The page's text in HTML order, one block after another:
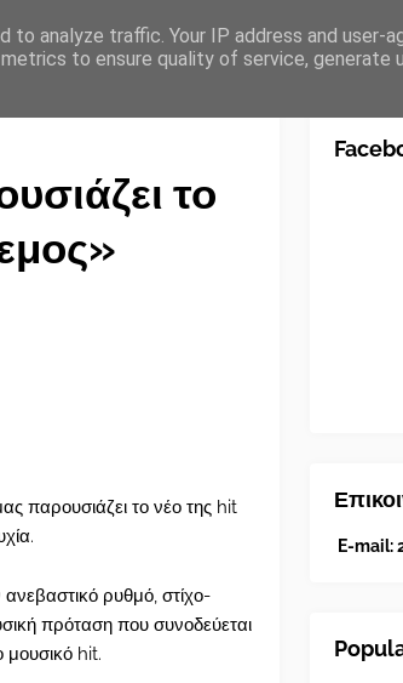
το
παρουσιάζει το νέο της hit
ρυθμό, στίχο-
πρόταση που συνοδεύεται
hit.
E-mail:
analyze traffic. Your IP address and user-
to ensure quality of service, generate